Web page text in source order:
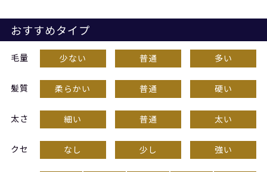
おすすめタイプ
毛量 少ない 普通 多い
髪質 柔らかい 普通 硬い
太さ 細い 普通 太い
クセ なし 少し 強い